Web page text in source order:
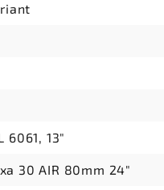
6061, 13"
30 AIR 80mm 24"